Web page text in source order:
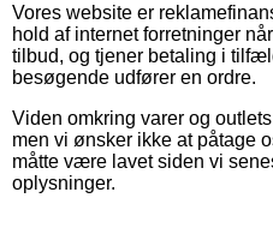
Vores website er
hold af internet forretninger
tilbud, og tjener betaling i
besøgende udfører en ordre.
Viden omkring varer og
men vi ønsker ikke at påtage
måtte være lavet siden vi
oplysninger.